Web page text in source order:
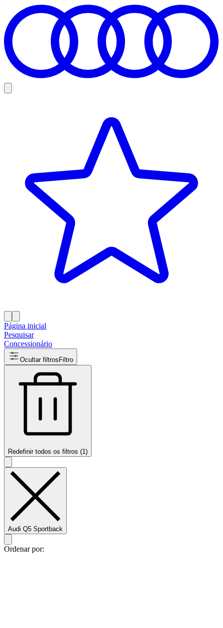
Página inicial
Pesquisar
Concessionário
Ocultar filtros Filtro
Redefinir todos os filtros (1)
Audi Q5 Sportback
Ordenar por: